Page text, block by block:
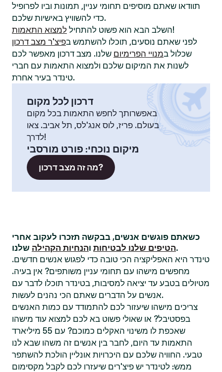
תוודאו שאתם מוסיפים תחומי עניין, תמונות וביו לפרופיל
כדי להשוויץ באישיות שלכם.
השלב הבא הוא פשוט להתחיל למצוא התאמות
!
לפני שאתם נוסעים, תוכלו להשתמש בפיצ'ר מצב דרכון
שכלול במנויי הפרימיום שלנו. מצב דרכון מאפשר לכם
לשנות את המיקום שלכם ולמצוא התאמות עם חברי
טינדר בעיר אחרת.
דרכון לכל מקום
באפשרותך לחפש התאמות בכל מקום
בעולם. פריז, לוס אנג'לס, תל אביב. צאו
לדרך!
מיקום נוכחי: פורט מורסבי
מה זה מצב דרכון?
כשאתם פוגשים אנשים, בבקשה תזכרו לעקוב אחרי
הטיפים שלנו לבטיחות והנחיות הקהילה
שלנו.
טינדר היא האפליקציה הכי טובה כדי לפגוש אנשים חדשים.
מחפשים מישהו עם תחומי עניין משותפים? אין בעיה.
מטיולים בטבע עד יציאה למסיבות, בטינדר תוכלו לדבר עם
אנשים על הדברים שאתם הכי נהנים לעשות.
צריכים מישהו שיעזור לכם להתמודד עם כמות האנשים
בפסטיבל? או שאולי פשוט בא לכם למצוא עוד מישהו
שאכפת לו משינוי האקלים כמוכם? עם 55 מיליארד
התאמות עד היום, לחבר בין אנשים זה משהו שבא לנו
טבעי. החוויה שלכם עם היכרויות אונליין הולכת להשתפר
ממש: לטינדר יש פיצ'רים שיעזרו לכם לקבל מקסימום